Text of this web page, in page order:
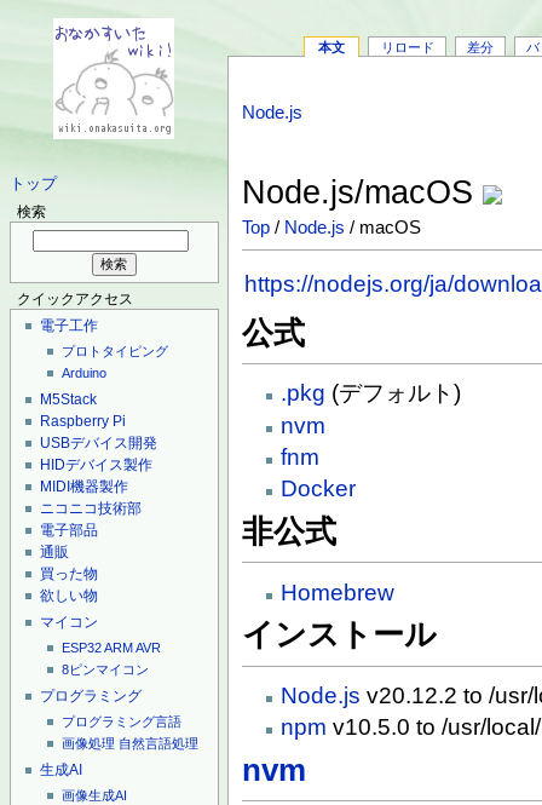
トップ
検索
クイックアクセス
電子工作
プロトタイピング
Arduino
M5Stack
Raspberry Pi
USBデバイス開発
HIDデバイス製作
MIDI機器製作
ニコニコ技術部
電子部品
通販
買った物
欲しい物
マイコン
ESP32ARMAVR
8ピンマイコン
プログラミング
プログラミング言語
画像処理 自然言語処理
生成AI
画像生成AI
本文 リロード 差分 バ
Node.js
Node.js/macOS
Top / Node.js / macOS
https://nodejs.org/ja/
公式
.pkg (デフォルト)
nvm
fnm
Docker
非公式
Homebrew
インストール
Node.js v20.12.2 to /usr/
npm v10.5.0 to /usr/
nvm